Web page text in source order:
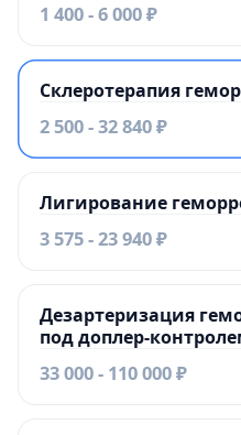
1 400 - 6 000 ₽
Склеротерапия
2 500 - 32 840 ₽
Лигирование
3 575 - 23 940 ₽
Дезартеризация
под доплер-
33 000 - 110 000 ₽